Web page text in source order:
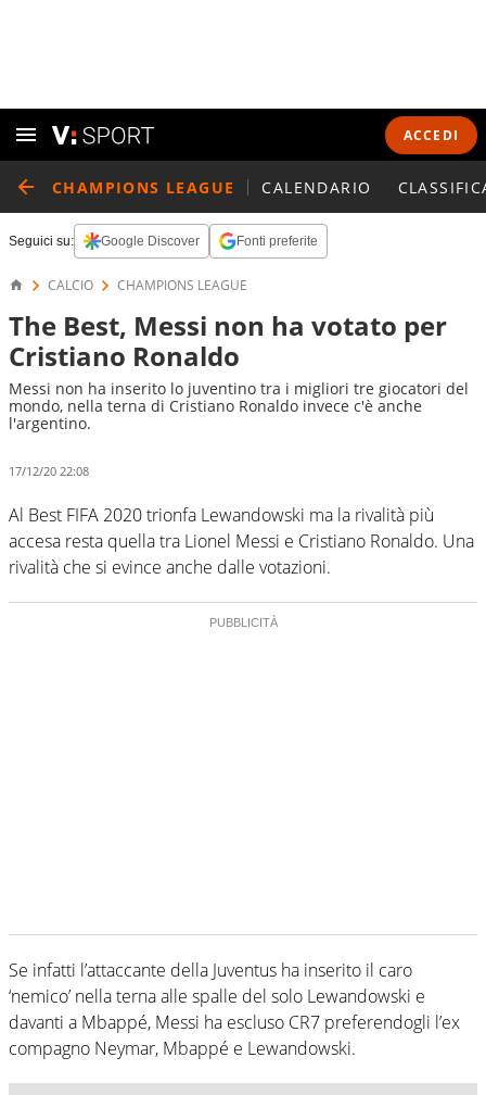
ACCEDI
CHAMPIONS LEAGUE CALENDARIO
Seguici su: Google Discover Fonti preferite
CALCIO CHAMPIONS LEAGUE
The Best, Messi non ha votato per
Cristiano Ronaldo
Messi non ha inserito lo juventino tra i migliori tre giocatori del
mondo, nella terna di Cristiano Ronaldo invece c'è anche
l'argentino.
17/12/20 22:08
Al Best FIFA 2020 trionfa Lewandowski ma la rivalità più
accesa resta quella tra Lionel Messi e Cristiano Ronaldo. Una
rivalità che si evince anche dalle votazioni.
Se infatti l’attaccante della Juventus ha inserito il caro
‘nemico’ nella terna alle spalle del solo Lewandowski e
davanti a Mbappé, Messi ha escluso CR7 preferendogli l’ex
compagno Neymar, Mbappé e Lewandowski.